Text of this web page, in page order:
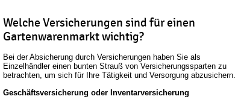
Welche Versicherungen sind für einen
Gartenwarenmarkt wichtig?
Bei der Absicherung durch Versicherungen haben Sie als
Einzelhändler einen bunten Strauß von Versicherungssparten zu
betrachten, um sich für Ihre Tätigkeit und Versorgung abzusichern.
Geschäftsversicherung oder Inventarversicherung